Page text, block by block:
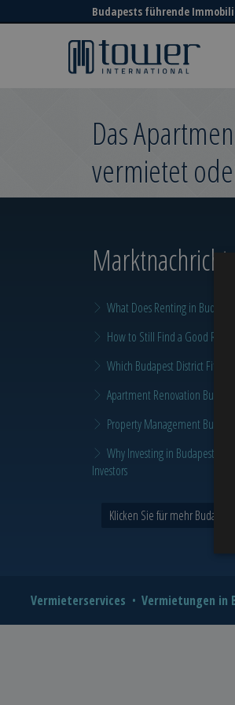
Budapests führende
Das
vermietet
What Does Renting in Budapest
How to Still Find a Good
Which Budapest District Fits
Apartment Renovation
Property Management
Why Investing in Budapest
Investors
Klicken Sie für mehr
Vermieterservices Vermietungen in